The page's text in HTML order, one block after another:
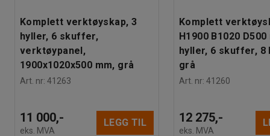
Komplett verktøyskap, 3
hyller, 6 skuffer,
verktøypanel,
1900x1020x500 mm, grå
Art. nr: 41263
11 000,-
eks. MVA
LEGG TIL
Komplett
H1900 B1020 D500
hyller, 6 skuffer, 8
grå
Art. nr: 41260
12 275,-
eks. MVA